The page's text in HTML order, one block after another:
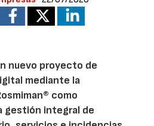
nuevo proyecto de
mediante la
como
gestión integral de